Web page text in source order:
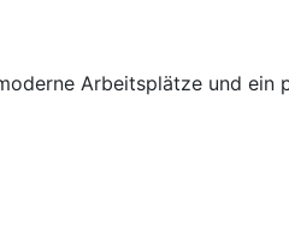
Arbeitsplätze und ein